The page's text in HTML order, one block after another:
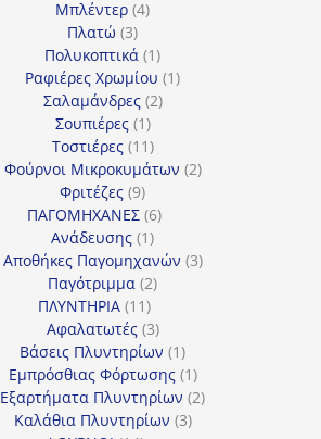
Μπλέντερ 44
Πλατώ 33
προϊόντα
Πολυκοπτικά 11
προϊόν
Ραφιέρες Χρωμίου 11
Σαλαμάνδρες 22
Σουπιέρες 11
προϊόν
Τοστιέρες 1111
προϊόντα
Φούρνοι Μικροκυμάτων 22
Φριτέζες 99
προϊόντα
ΠΑΓΟΜΗΧΑΝΕΣ 66
Ανάδευσης 11
προϊόν
Αποθήκες Παγομηχανών 33
Παγότριμμα 22
ΠΛΥΝΤΗΡΙΑ 1111
προϊόντα
Αφαλατωτές 33
προϊόντα
Βάσεις Πλυντηρίων 11
προϊόν
Εμπρόσθιας Φόρτωσης 11
προϊόν
Εξαρτήματα Πλυντηρίων 22
Καλάθια Πλυντηρίων 33